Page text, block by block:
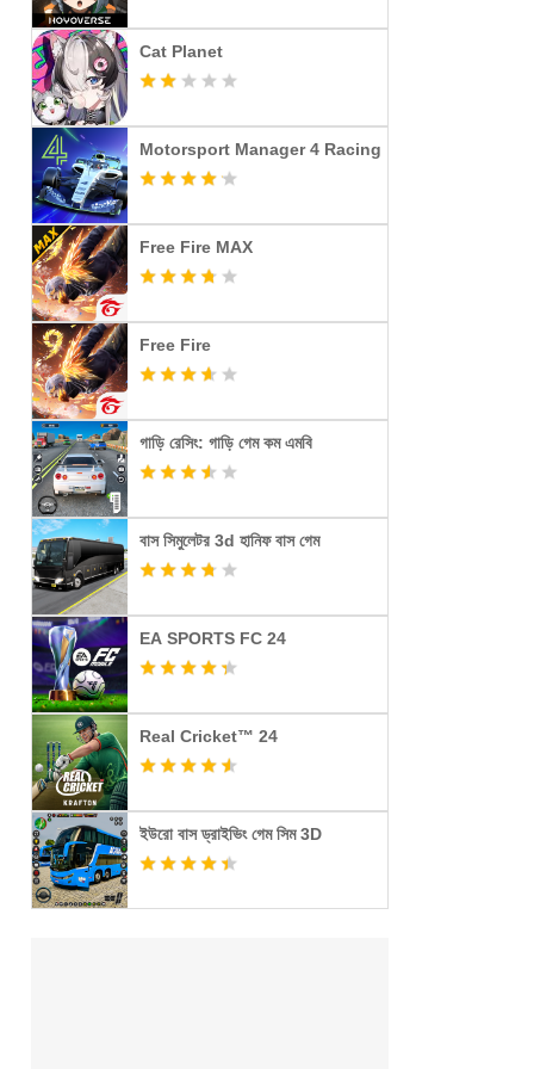
Cat Planet
Motorsport Manager 4 Racing
Free Fire MAX
Free Fire
গাড়ি রেসিং: গাড়ি গেম কম এমবি
বাস সিমুলেটর 3d হানিফ বাস গেম
EA SPORTS FC 24
Real Cricket™ 24
ইউরো বাস ড্রাইভিং গেম সিম 3D